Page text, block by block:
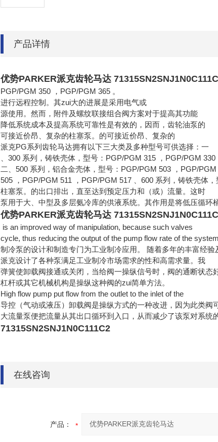
产品详情
优势PARKER派克齿轮马达
PGP/PGM 350 ，PGP/PGM 365 。
进行远程控制。其zui大的进展是采用电气或
源使用。然而，附件及螺纹联接组合阀方案对于提高其功能
降低系统成本及提高系统可靠性是有效的，因而，齿轮油泵的
可接近价昂、复杂的柱塞泵。的可接近价昂、复杂的
派克PG系列齿轮马达拥有以下三大类及多种型号可供选择：一
、300 系列，铸铁壳体，型号：PGP/PGM 315 ，PGP/PGM 330
二、500 系列，铝合金壳体，型号：PGP/PGM 503 ，PGP/PGM
505 ，PGP/PGM 511 ，PGP/PGM 517 、600 系列，铸铁壳体
柱塞泵。的出口排出，直至达到预定压力和（或）流量。这时
泵用于大、中型及多层氨冷库的供液系统。其作用是将低压循环
优势PARKER派克齿轮马达
is an improved way of manipulation, because such valves
cycle, thus reducing the output of the pump flow rate of the
制冷泵的设计和制造专门为工业制冷应用。 随着多年的丰富经验
派克设计了各种泵满足工业制冷市场需求的性和高需求量。我
弹簧使卸载阀接通或关闭，当给阀一操纵信号时，阀的通断状态
杠杆或其它机械机构是操纵这种阀的zui简单方法。
High flow pump put flow from the outlet to the inlet of the
导控（气动或液压）卸载阀是操纵方式的一种改进，因为此类阀
大流量泵便把流量从其出口循环到入口，从而减少了该泵对系统
71315SN2SNJ1N0C111C2
在线咨询
产品：